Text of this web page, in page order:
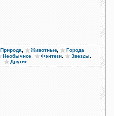
Природа Животные Города
Необычное Фэнтези Звезды
Другие.